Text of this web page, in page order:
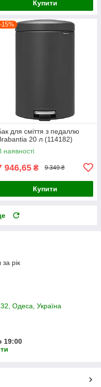
Купити
для сміття з педаллю
20 л (114182)
наявності
946,65 ₴ 9 349 ₴
Купити
рік
Одеса, Україна
19:00